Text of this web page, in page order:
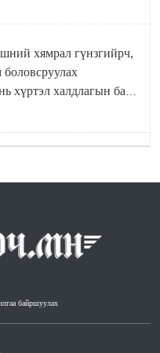
хямрал гүнзгийрч,
хүртэл халдлагын бай
байршуулах